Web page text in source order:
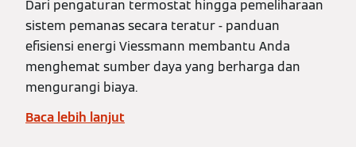
Dari pengaturan termostat hingga pemeliharaan
sistem pemanas secara teratur - panduan
efisiensi energi Viessmann membantu Anda
menghemat sumber daya yang berharga dan
mengurangi biaya.
Baca lebih lanjut